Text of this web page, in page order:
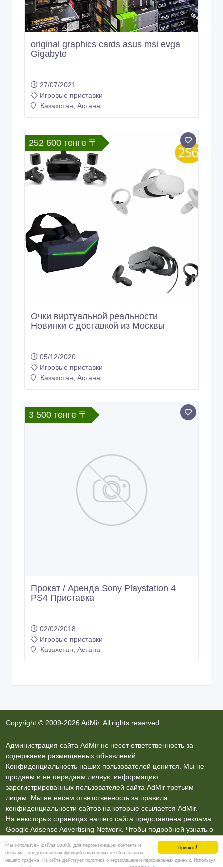
Принять!
Мы используем файлы cookie для персонализации контента и
рекламы, предоставления функций социальных сетей и анализа
нашего трафика. На сайте действует политика о неразглашении персональных данных. Используя
original graphics cards asus msi evga
Gigabyte
Игровые приставки
Казахстан, Астана
252 600 тенге 〒
Очки виртуальной реальности
Новинки с доставкой из Москвы
Игровые приставки
Казахстан, Астана
Прокат / Аренда Sony Playstation 4
PS4 Приставка
Copyright © 2009-2026 AdMir. All rights reserved.
Администрация сайта AdMir не несет ответственность за
содержание размещенных объявлений.
Конфиденциальность наших пользователей ценится. Мы не
продаем и не передаем личную информацию
зарегистрированных пользователей сайта AdMir третьим
лицам. Мы не несем ответственность за правила
конфиденциальности сайтов на которые ссылается AdMir.
На некоторых страницах нашего сайта представлена реклама